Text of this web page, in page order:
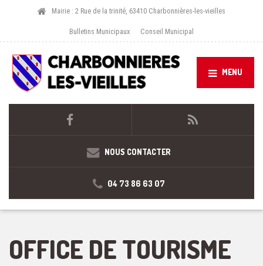
Mairie : 2 Rue de la trinité, 63410 Charbonnières-les-vieilles
Bulletins Municipaux Conseil Municipal
MENU
NOUS CONTACTER
04 73 86 63 07
OFFICE DE TOURISME